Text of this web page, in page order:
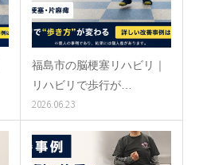
福島市の脳梗塞リハビリ｜
リハビリで歩行が…
2026.06.23